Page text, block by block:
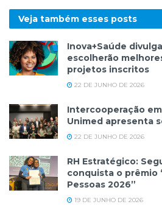
Veja também esses posts
Inova+Saúde
escolherão
projetos inscritos
22 DE JUNHO DE 2026
Intercooperação
Unimed apresenta
22 DE JUNHO DE 2026
RH Estratégico:
conquista o prêmio
Pessoas 2026”
19 DE JUNHO DE 2026